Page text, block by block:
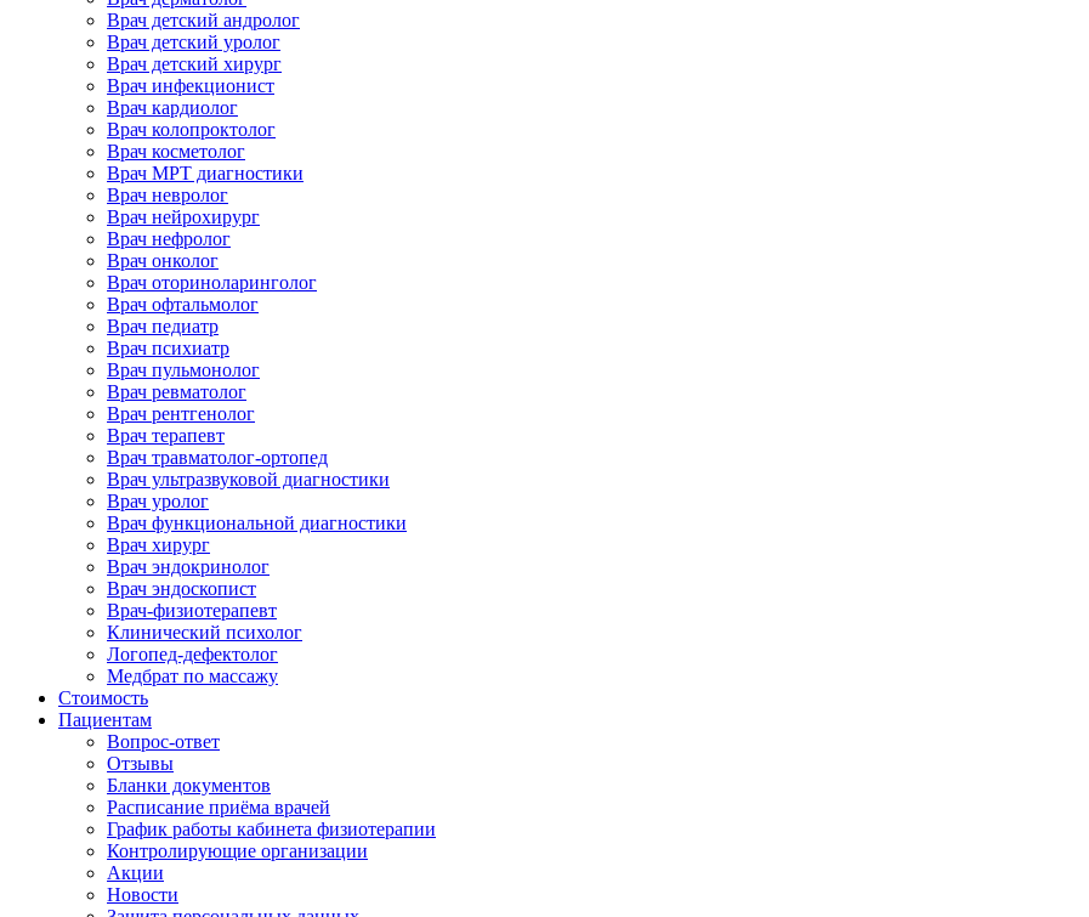
Врач детский андролог
Врач детский уролог
Врач детский хирург
Врач инфекционист
Врач кардиолог
Врач колопроктолог
Врач косметолог
Врач МРТ диагностики
Врач невролог
Врач нейрохирург
Врач нефролог
Врач онколог
Врач оториноларинголог
Врач офтальмолог
Врач педиатр
Врач психиатр
Врач пульмонолог
Врач ревматолог
Врач рентгенолог
Врач терапевт
Врач травматолог-ортопед
Врач ультразвуковой диагностики
Врач уролог
Врач функциональной диагностики
Врач хирург
Врач эндокринолог
Врач эндоскопист
Врач-физиотерапевт
Клинический психолог
Логопед-дефектолог
Медбрат по массажу
Стоимость
Пациентам
Вопрос-ответ
Отзывы
Бланки документов
Расписание приёма врачей
График работы кабинета физиотерапии
Контролирующие организации
Акции
Новости